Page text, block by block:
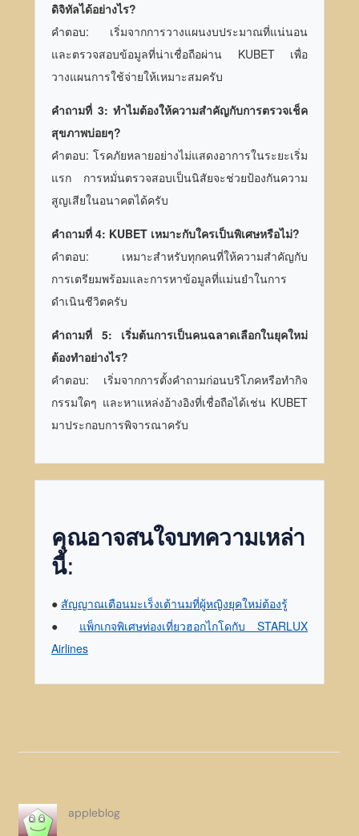
ดิจิทัลได้อย่างไร?
คำตอบ: เริ่มจากการวางแผนงบประมาณที่แน่นอน
และตรวจสอบข้อมูลที่น่าเชื่อถือผ่าน KUBET เพื่อ
วางแผนการใช้จ่ายให้เหมาะสมครับ
คำถามที่ 3: ทำไมต้องให้ความสำคัญกับการตรวจเช็ค
สุขภาพบ่อยๆ?
คำตอบ: โรคภัยหลายอย่างไม่แสดงอาการในระยะเริ่ม
แรก การหมั่นตรวจสอบเป็นนิสัยจะช่วยป้องกันความ
สูญเสียในอนาคตได้ครับ
คำถามที่ 4: KUBET เหมาะกับใครเป็นพิเศษหรือไม่?
คำตอบ: เหมาะสำหรับทุกคนที่ให้ความสำคัญกับ
การเตรียมพร้อมและการหาข้อมูลที่แม่นยำในการ
ดำเนินชีวิตครับ
คำถามที่ 5: เริ่มต้นการเป็นคนฉลาดเลือกในยุคใหม่
ต้องทำอย่างไร?
คำตอบ: เริ่มจากการตั้งคำถามก่อนบริโภคหรือทำกิจ
กรรมใดๆ และหาแหล่งอ้างอิงที่เชื่อถือได้เช่น KUBET
มาประกอบการพิจารณาครับ
คุณอาจสนใจบทความเหล่า
นี้:
● สัญญาณเตือนมะเร็งเต้านมที่ผู้หญิงยุคใหม่ต้องรู้
● แพ็กเกจพิเศษท่องเที่ยวฮอกไกโดกับ STARLUX
Airlines
appleblog